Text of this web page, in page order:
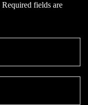
Required fields are